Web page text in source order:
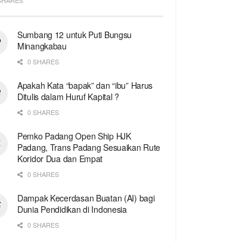
Sumbang 12 untuk Puti Bungsu
Minangkabau
0 SHARES
Apakah Kata “bapak” dan “ibu” Harus
Ditulis dalam Huruf Kapital ?
0 SHARES
Pemko Padang Open Ship HJK
Padang, Trans Padang Sesuaikan Rute
Koridor Dua dan Empat
0 SHARES
Dampak Kecerdasan Buatan (AI) bagi
Dunia Pendidikan di Indonesia
0 SHARES